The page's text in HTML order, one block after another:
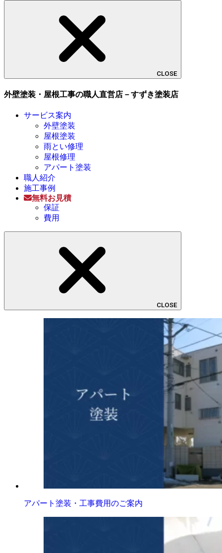
CLOSE
外壁塗装・屋根工事の職人直営店－すずき塗装店
サービス案内
外壁塗装
屋根塗装
雨とい修理
屋根修理
アパート塗装
職人紹介
施工事例
無料お見積
保証
費用
CLOSE
アパート塗装・工事費用のご案内